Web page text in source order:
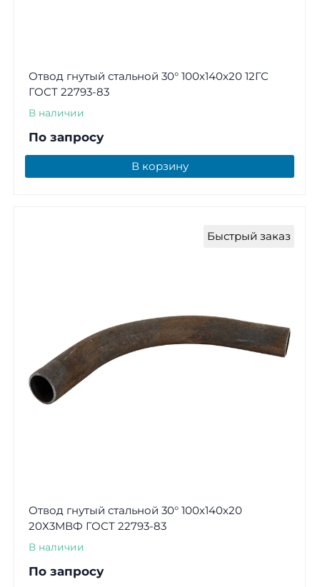
Отвод гнутый стальной 30° 100х140х20 12ГС
ГОСТ 22793-83
В наличии
По запросу
В корзину
Быстрый заказ
Отвод гнутый стальной 30° 100х140х20
20Х3МВФ ГОСТ 22793-83
В наличии
По запросу